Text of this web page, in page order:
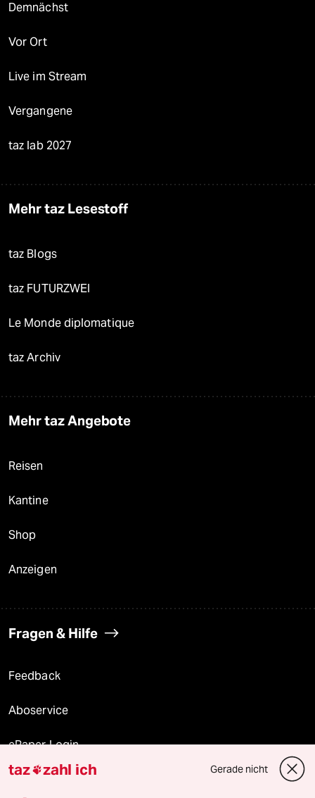
Demnächst
Vor Ort
Live im Stream
Vergangene
taz lab 2027
Mehr taz Lesestoff
taz Blogs
taz FUTURZWEI
Le Monde diplomatique
taz Archiv
Mehr taz Angebote
Reisen
Kantine
Shop
Anzeigen
Fragen & Hilfe
Feedback
Aboservice
ePaper Login
Downloads für Abonnierende
taz zahl ich Gerade nicht